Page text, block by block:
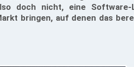
doch nicht, eine Software-
bringen, auf denen das